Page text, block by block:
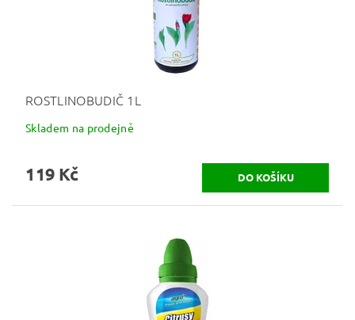
ROSTLINOBUDIČ 1L
Skladem na prodejně
119 Kč